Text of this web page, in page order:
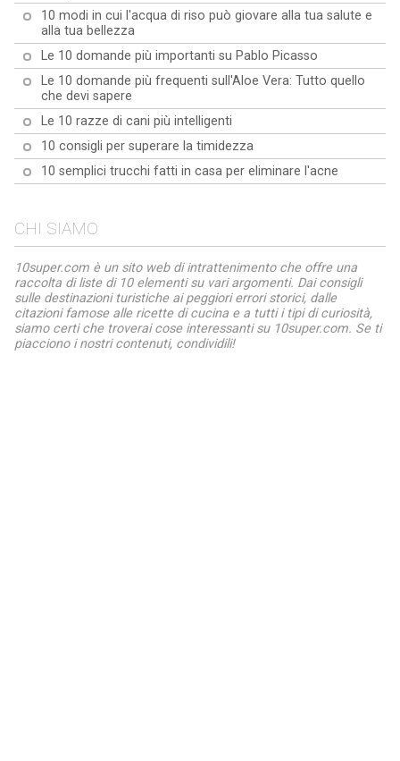
10 modi in cui l'acqua di riso può giovare alla tua salute e
alla tua bellezza
Le 10 domande più importanti su Pablo Picasso
Le 10 domande più frequenti sull'Aloe Vera: Tutto quello
che devi sapere
Le 10 razze di cani più intelligenti
10 consigli per superare la timidezza
10 semplici trucchi fatti in casa per eliminare l'acne
CHI SIAMO
10super.com è un sito web di intrattenimento che offre una
raccolta di liste di 10 elementi su vari argomenti. Dai consigli
sulle destinazioni turistiche ai peggiori errori storici, dalle
citazioni famose alle ricette di cucina e a tutti i tipi di curiosità,
siamo certi che troverai cose interessanti su 10super.com. Se ti
piacciono i nostri contenuti, condividili!